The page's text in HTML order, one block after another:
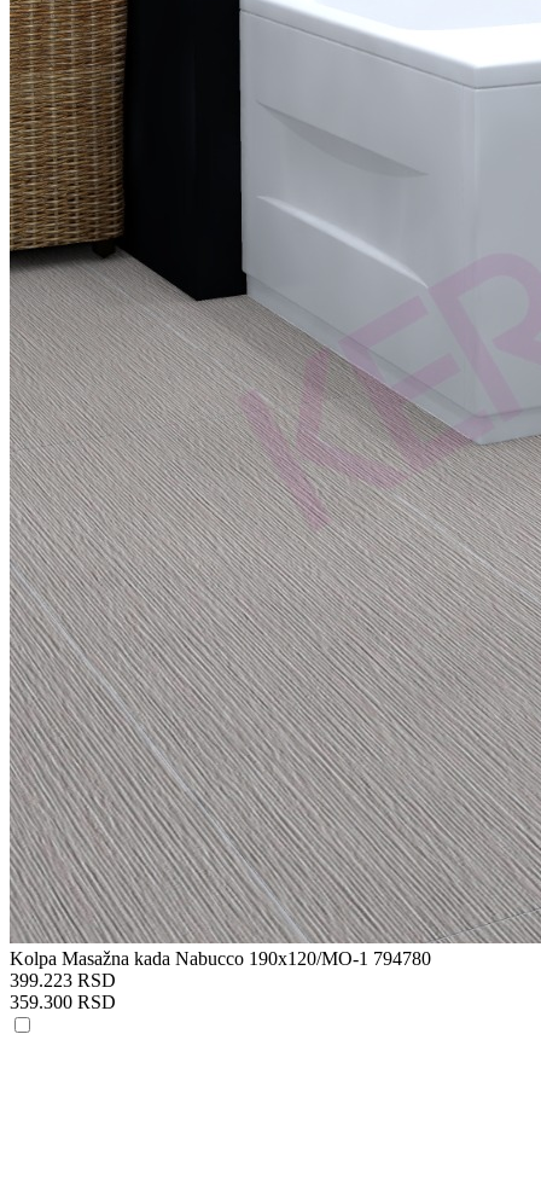
Kolpa Masažna kada Nabucco 190x120/MO-1 794780
399.223 RSD
359.300 RSD